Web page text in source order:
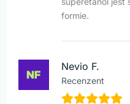
formie.
Nevio F.
Recenzent